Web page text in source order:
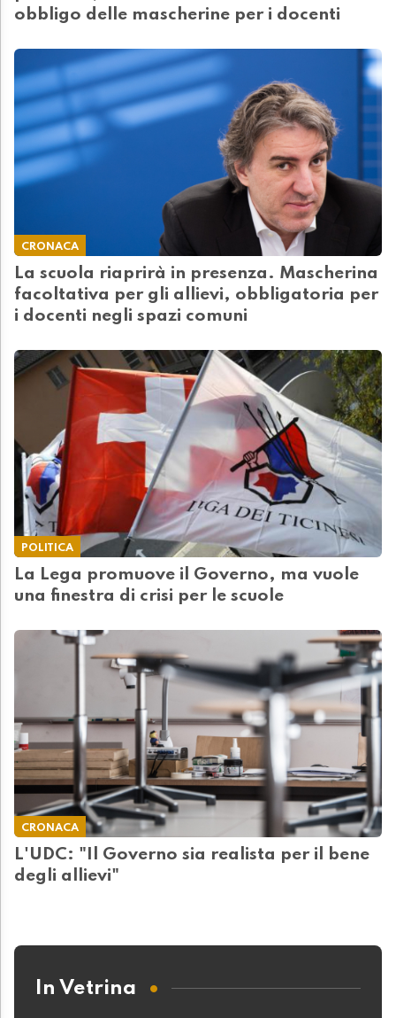
obbligo delle mascherine per i docenti
CRONACA
La scuola riaprirà in presenza. Mascherina
facoltativa per gli allievi, obbligatoria per
i docenti negli spazi comuni
POLITICA
La Lega promuove il Governo, ma vuole
una finestra di crisi per le scuole
CRONACA
L'UDC: "Il Governo sia realista per il bene
degli allievi"
In Vetrina